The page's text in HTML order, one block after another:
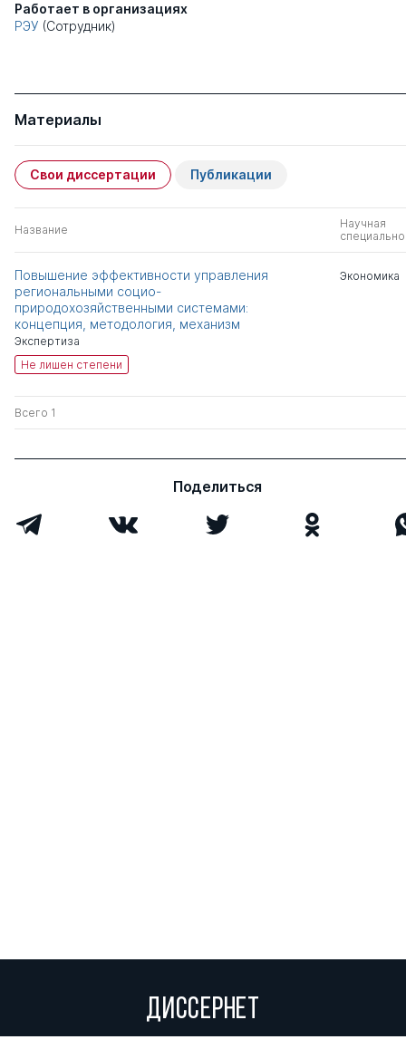
Работает в организациях
РЭУ (Сотрудник)
Материалы
Свои диссертации Публикации
Название
Научная
Повышение эффективности управления
региональными социо-
природохозяйственными системами:
концепция, методология, механизм
Экспертиза
Не лишен степени
Экономика
Всего 1
Поделиться
ДИССЕРНЕТ